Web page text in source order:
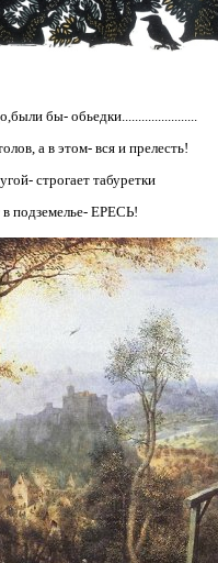
бы- обьедки.......................
а в этом- вся и прелесть!
строгает табуретки
в подземелье- ЕРЕСЬ!